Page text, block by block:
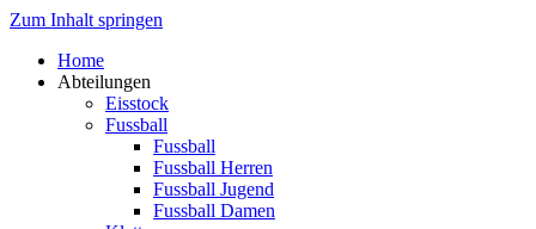
Zum Inhalt springen
Home
Abteilungen
Eisstock
Fussball
Fussball
Fussball Herren
Fussball Jugend
Fussball Damen